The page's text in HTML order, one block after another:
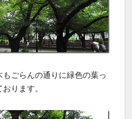
ごらんの通りに緑色の葉っ
ります。